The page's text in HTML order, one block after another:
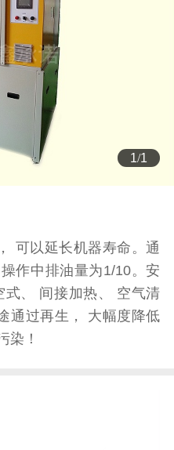
1/1
可以延长机器寿命。通
作中排油量为1/10。安
、 间接加热、 空气清
通过再生， 大幅度降低
染！